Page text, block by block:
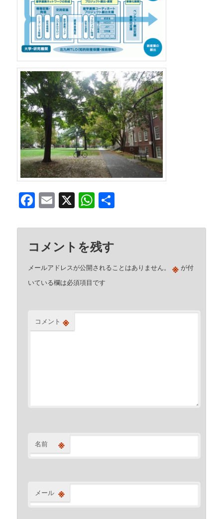
Facebook
Email
X WhatsApp
コメントを残す
メールアドレスが公開されることはありません。 ※ が付
いている欄は必須項目です
コメント ※
名前 ※
メール ※